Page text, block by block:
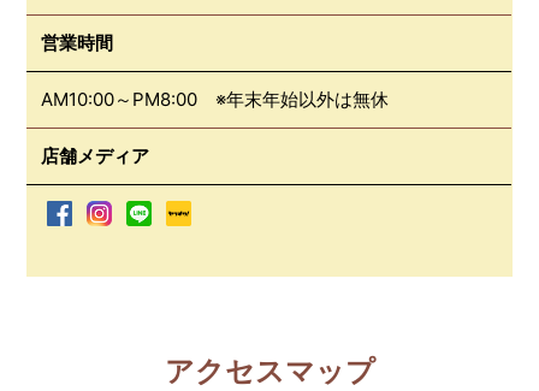
営業時間
AM10:00～PM8:00 ※年末年始以外は無休
店舗メディア
アクセスマップ